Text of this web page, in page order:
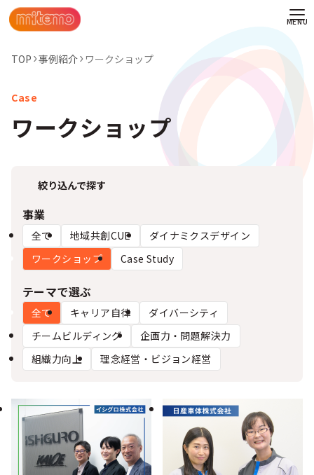
TOP 事例紹介 ワークショップ
ワークショップ
絞り込んで探す
事業
全て 地域共創CUE
ダイナミクスデザイン
ワークショップ
Case Study
テーマで選ぶ
全て キャリア自律
ダイバーシティ
チームビルディング
企画力・問題解決力
組織力向上
理念経営・ビジョン経営